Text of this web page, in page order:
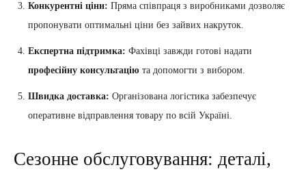
Конкурентні ціни: Пряма співпраця з виробниками дозволяє
пропонувати оптимальні ціни без зайвих накруток.
Експертна підтримка: Фахівці завжди готові надати
професійну консультацію та допомогти з вибором.
Швидка доставка: Організована логістика забезпечує
оперативне відправлення товару по всій Україні.
Сезонне обслуговування: деталі,